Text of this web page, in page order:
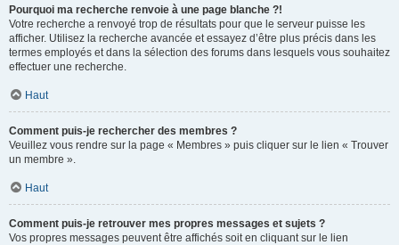
Pourquoi ma recherche renvoie à une page blanche ?!
Votre recherche a renvoyé trop de résultats pour que le serveur puisse les
afficher. Utilisez la recherche avancée et essayez d’être plus précis dans les
termes employés et dans la sélection des forums dans lesquels vous souhaitez
effectuer une recherche.
Haut
Comment puis-je rechercher des membres ?
Veuillez vous rendre sur la page « Membres » puis cliquer sur le lien « Trouver
un membre ».
Haut
Comment puis-je retrouver mes propres messages et sujets ?
Vos propres messages peuvent être affichés soit en cliquant sur le lien